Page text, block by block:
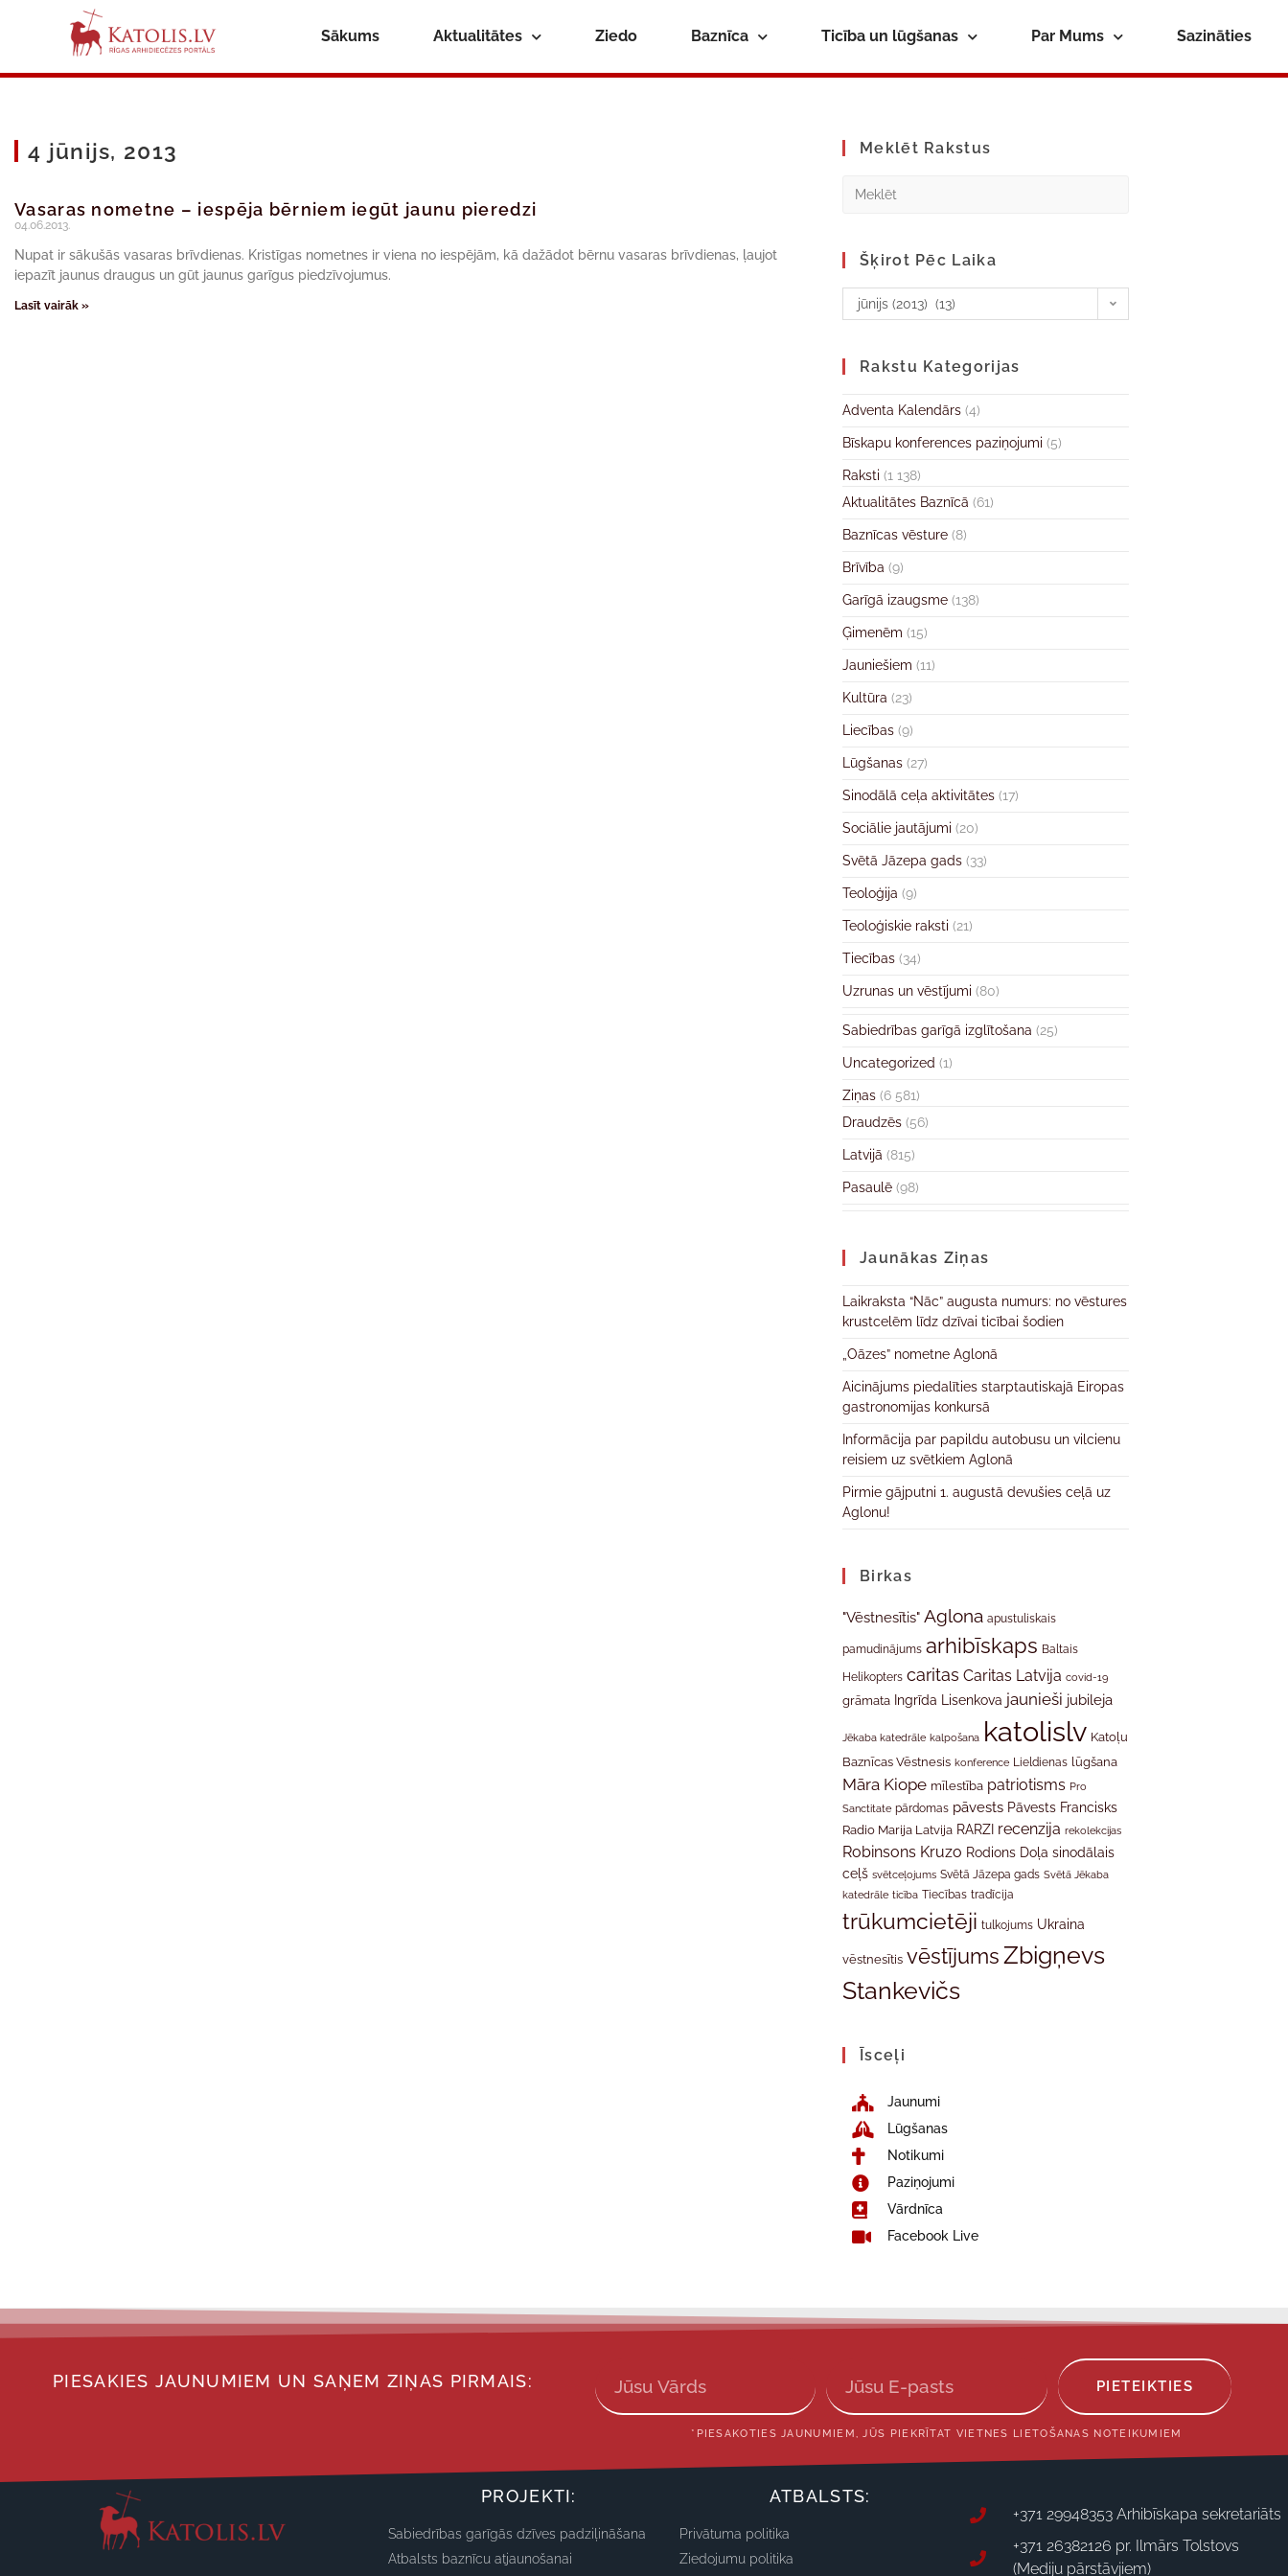
Sākums Aktualitātes Ziedo Baznīca Ticība un lūgšanas Par Mums Sazināties
4 jūnijs, 2013
Vasaras nometne – iespēja bērniem iegūt jaunu pieredzi
04.06.2013.
Nupat ir sākušās vasaras brīvdienas. Kristīgas nometnes ir viena no iespējām, kā dažādot bērnu vasaras brīvdienas, ļaujot
iepazīt jaunus draugus un gūt jaunus garīgus piedzīvojumus.
Lasīt vairāk »
Meklēt Rakstus
Šķirot Pēc Laika
jūnijs (2013) (13)
Rakstu Kategorijas
Adventa Kalendārs (4)
Bīskapu konferences paziņojumi (5)
Raksti (1 138)
Aktualitātes Baznīcā (61)
Baznīcas vēsture (8)
Brīvība (9)
Garīgā izaugsme (138)
Ģimenēm (15)
Jauniešiem (11)
Kultūra (23)
Liecības (9)
Lūgšanas (27)
Sinodālā ceļa aktivitātes (17)
Sociālie jautājumi (20)
Svētā Jāzepa gads (33)
Teoloģija (9)
Teoloģiskie raksti (21)
Tiecības (34)
Uzrunas un vēstījumi (80)
Sabiedrības garīgā izglītošana (25)
Uncategorized (1)
Ziņas (6 581)
Draudzēs (56)
Latvijā (815)
Pasaulē (98)
Jaunākas Ziņas
Laikraksta “Nāc” augusta numurs: no vēstures
krustcelēm līdz dzīvai ticībai šodien
„Oāzes” nometne Aglonā
Aicinājums piedalīties starptautiskajā Eiropas
gastronomijas konkursā
Informācija par papildu autobusu un vilcienu
reisiem uz svētkiem Aglonā
Pirmie gājputni 1. augustā devušies ceļā uz
Aglonu!
Birkas
"Vēstnesītis" Aglona apustuliskais
pamudinājums arhibīskaps Baltais
Helikopters caritas Caritas Latvija covid-19
grāmata Ingrīda Lisenkova jaunieši jubileja
Jēkaba katedrāle kalpošana katolislv Katoļu
Baznīcas Vēstnesis konference Lieldienas lūgšana
Māra Kiope mīlestība patriotisms Pro
Sanctitate pārdomas pāvests Pāvests Francisks
Radio Marija Latvija RARZI recenzija rekolekcijas
Robinsons Kruzo Rodions Doļa sinodālais
ceļš svētceļojums Svētā Jāzepa gads Svētā Jēkaba
katedrāle ticība Tiecības tradīcija
trūkumcietēji tulkojums Ukraina
vēstnesītis vēstījumsZbigņevs
Stankevičs
Īsceļi
Jaunumi
Lūgšanas
Notikumi
Paziņojumi
Vārdnīca
Facebook Live
PIESAKIES JAUNUMIEM UN SAŅEM ZIŅAS PIRMAIS: PIETEIKTIES
*PIESAKOTIES JAUNUMIEM, JŪS PIEKRĪTAT VIETNES LIETOŠANAS NOTEIKUMIEM
PROJEKTI:
Sabiedrības garīgās dzīves padziļināšana
Atbalsts baznīcu atjaunošanai
ATBALSTS:
Privātuma politika
Ziedojumu politika
+371 29948353 Arhibīskapa sekretariāts
+371 26382126 pr. Ilmārs Tolstovs
(Mediju pārstāvjiem)